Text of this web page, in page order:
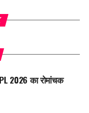
2026 का रोमांचक